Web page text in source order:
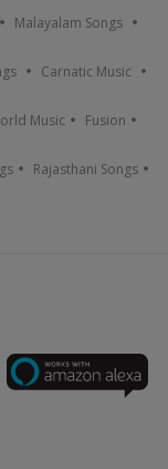
Malayalam Songs
Carnatic Music
Music Fusion
Rajasthani Songs